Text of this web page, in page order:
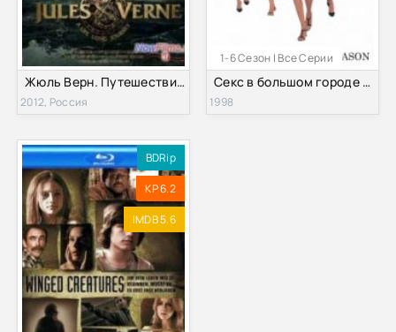
Жюль Верн. Путешествие длиною в жизнь (2012)
2012, Россия
1-6 Сезон | Все Серии
Секс в большом городе (1-6 Сезон) (1998-2004)
1998
BDRip
KP 6.2
IMDB 5.6